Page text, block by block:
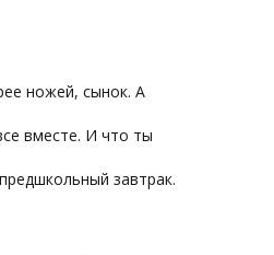
ножей, сынок. А
вместе. И что ты
завтрак.